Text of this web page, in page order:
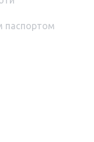
паспортом